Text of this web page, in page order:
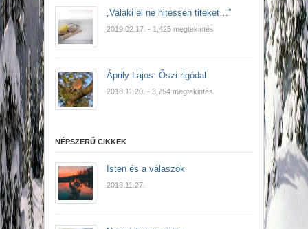
„Valaki el ne hitessen titeket…”
2019.02.17. - 1,425 megtekintés
Áprily Lajos: Őszi rigódal
2018.11.20. - 3,754 megtekintés
NÉPSZERŰ CIKKEK
Isten és a válaszok
2018.11.27.